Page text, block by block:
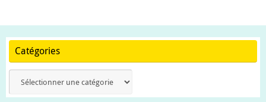
Catégories